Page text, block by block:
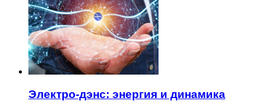
Электро-дэнс: энергия и динамика